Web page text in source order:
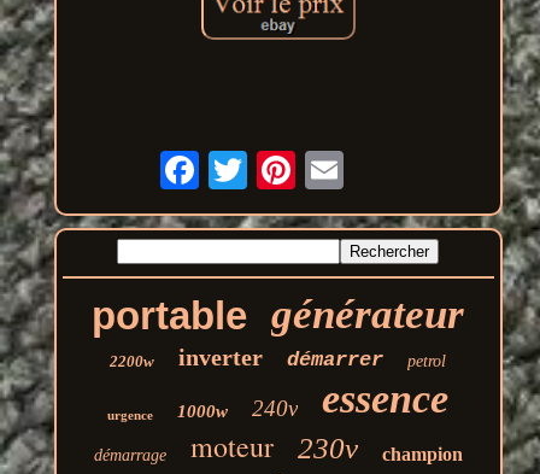
portable générateur
2200w inverter démarrer petrol
urgence 1000w 240v essence
démarrage moteur 230v champion